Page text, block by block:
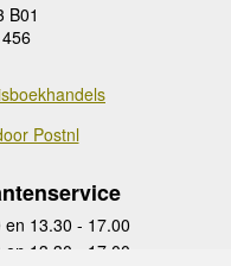
B01
Postnl
13.30 - 17.00
13.30 - 17.00